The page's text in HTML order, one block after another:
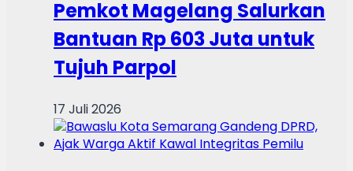
Pemkot Magelang Salurkan
Bantuan Rp 603 Juta untuk
Tujuh Parpol
17 Juli 2026